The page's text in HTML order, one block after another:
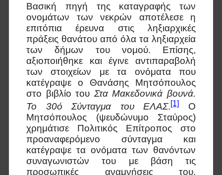
Βασική πηγή της καταγραφής των
ονομάτων των νεκρών αποτέλεσε η
επιτόπια έρευνα στις ληξιαρχικές
πράξεις θανάτου από όλα τα ληξιαρχεία
των δήμων του νομού. Επίσης,
αξιοποιήθηκε και έγινε αντιπαραβολή
των στοιχείων με τα ονόματα που
κατέγραψε ο Θανάσης Μητσόπουλος
στο βιβλίο του Στα Μακεδονικά βουνά.
Το 30ό Σύνταγμα του ΕΛΑΣ.[1]
Ο
Μητσόπουλος (ψευδώνυμο Σταύρος)
χρημάτισε Πολιτικός Επίτροπος στο
προαναφερόμενο σύνταγμα και
κατέγραψε τα ονόματα των θανόντων
συναγωνιστών του με βάση τις
προσωπικές αναμνήσεις του,